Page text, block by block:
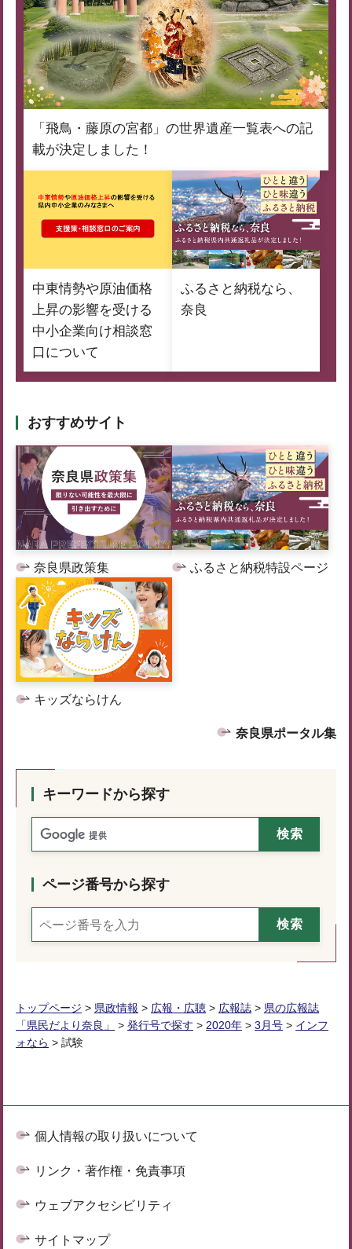
「飛鳥・藤原の宮都」の世界遺産一覧表への記
載が決定しました！
中東情勢や原油価格
上昇の影響を受ける
中小企業向け相談窓
口について
ふるさと納税なら、
奈良
おすすめサイト
奈良県政策集 ふるさと納税特設ページ
キッズならけん
奈良県ポータル集
キーワードから探す
ページ番号から探す
トップページ > 県政情報 > 広報・広聴 > 広報誌 > 県の広報誌
「県民だより奈良」
> 発行号で探す > 2020年 > 3月号 > インフ
ォなら > 試験
個人情報の取り扱いについて
リンク・著作権・免責事項
ウェブアクセシビリティ
サイトマップ